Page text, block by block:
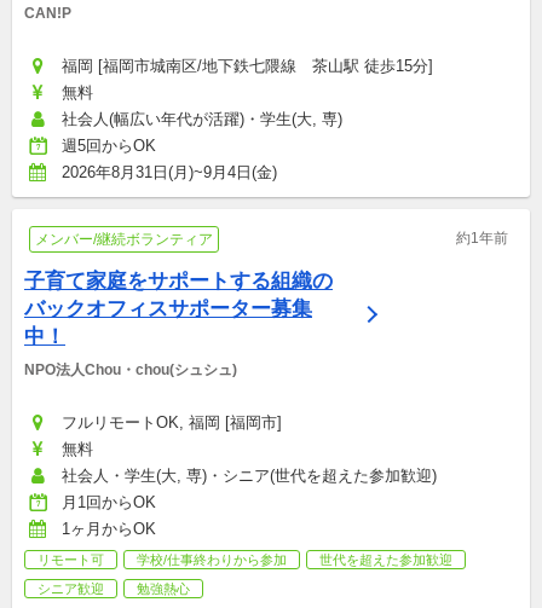
CAN!P
福岡 [福岡市城南区/地下鉄七隈線　茶山駅 徒歩15分]
無料
社会人(幅広い年代が活躍)・学生(大, 専)
週5回からOK
2026年8月31日(月)~9月4日(金)
メンバー/継続ボランティア 約1年前
子育て家庭をサポートする組織の
バックオフィスサポーター募集
中！
NPO法人Chou・chou(シュシュ)
フルリモートOK, 福岡 [福岡市]
無料
社会人・学生(大, 専)・シニア(世代を超えた参加歓迎)
月1回からOK
1ヶ月からOK
リモート可 学校/仕事終わりから参加
世代を超えた参加歓迎
シニア歓迎
勉強熱心